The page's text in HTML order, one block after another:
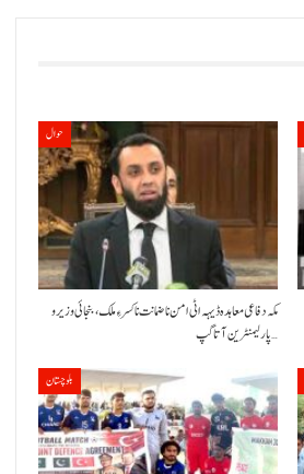
حوال
مکہ دفاعی معاہدہ ڈیہہ اٹی امن نا ضمانت نا کسر ءِ ملک،بنجائی وزیر و
پارلیمنٹرین آتا گپ…
بلوچستان